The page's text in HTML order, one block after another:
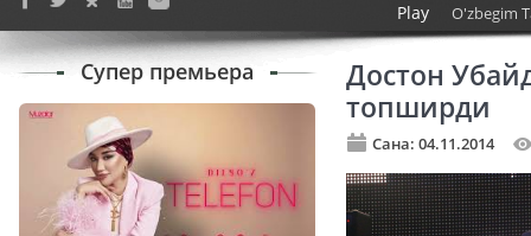
Play O'zbegim
Достон
топширди
Сана: 04.11.2014
Супер премьера